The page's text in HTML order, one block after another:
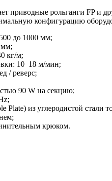
приводные рольганги FP и
конфигурацию
до 1000 мм;
мм;
кг/м;
10–18 м/мин;
/ реверс;
90 W на секцию;
Plate) из углеродистой стали
крюком.